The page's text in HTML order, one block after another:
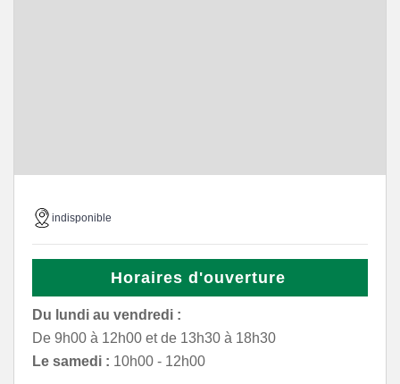
indisponible
Horaires d'ouverture
Du lundi au vendredi :
De 9h00 à 12h00 et de 13h30 à 18h30
Le samedi : 10h00 - 12h00